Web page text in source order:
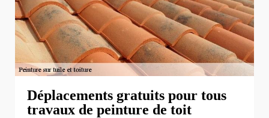
Déplacements gratuits pour tous
travaux de peinture de toit